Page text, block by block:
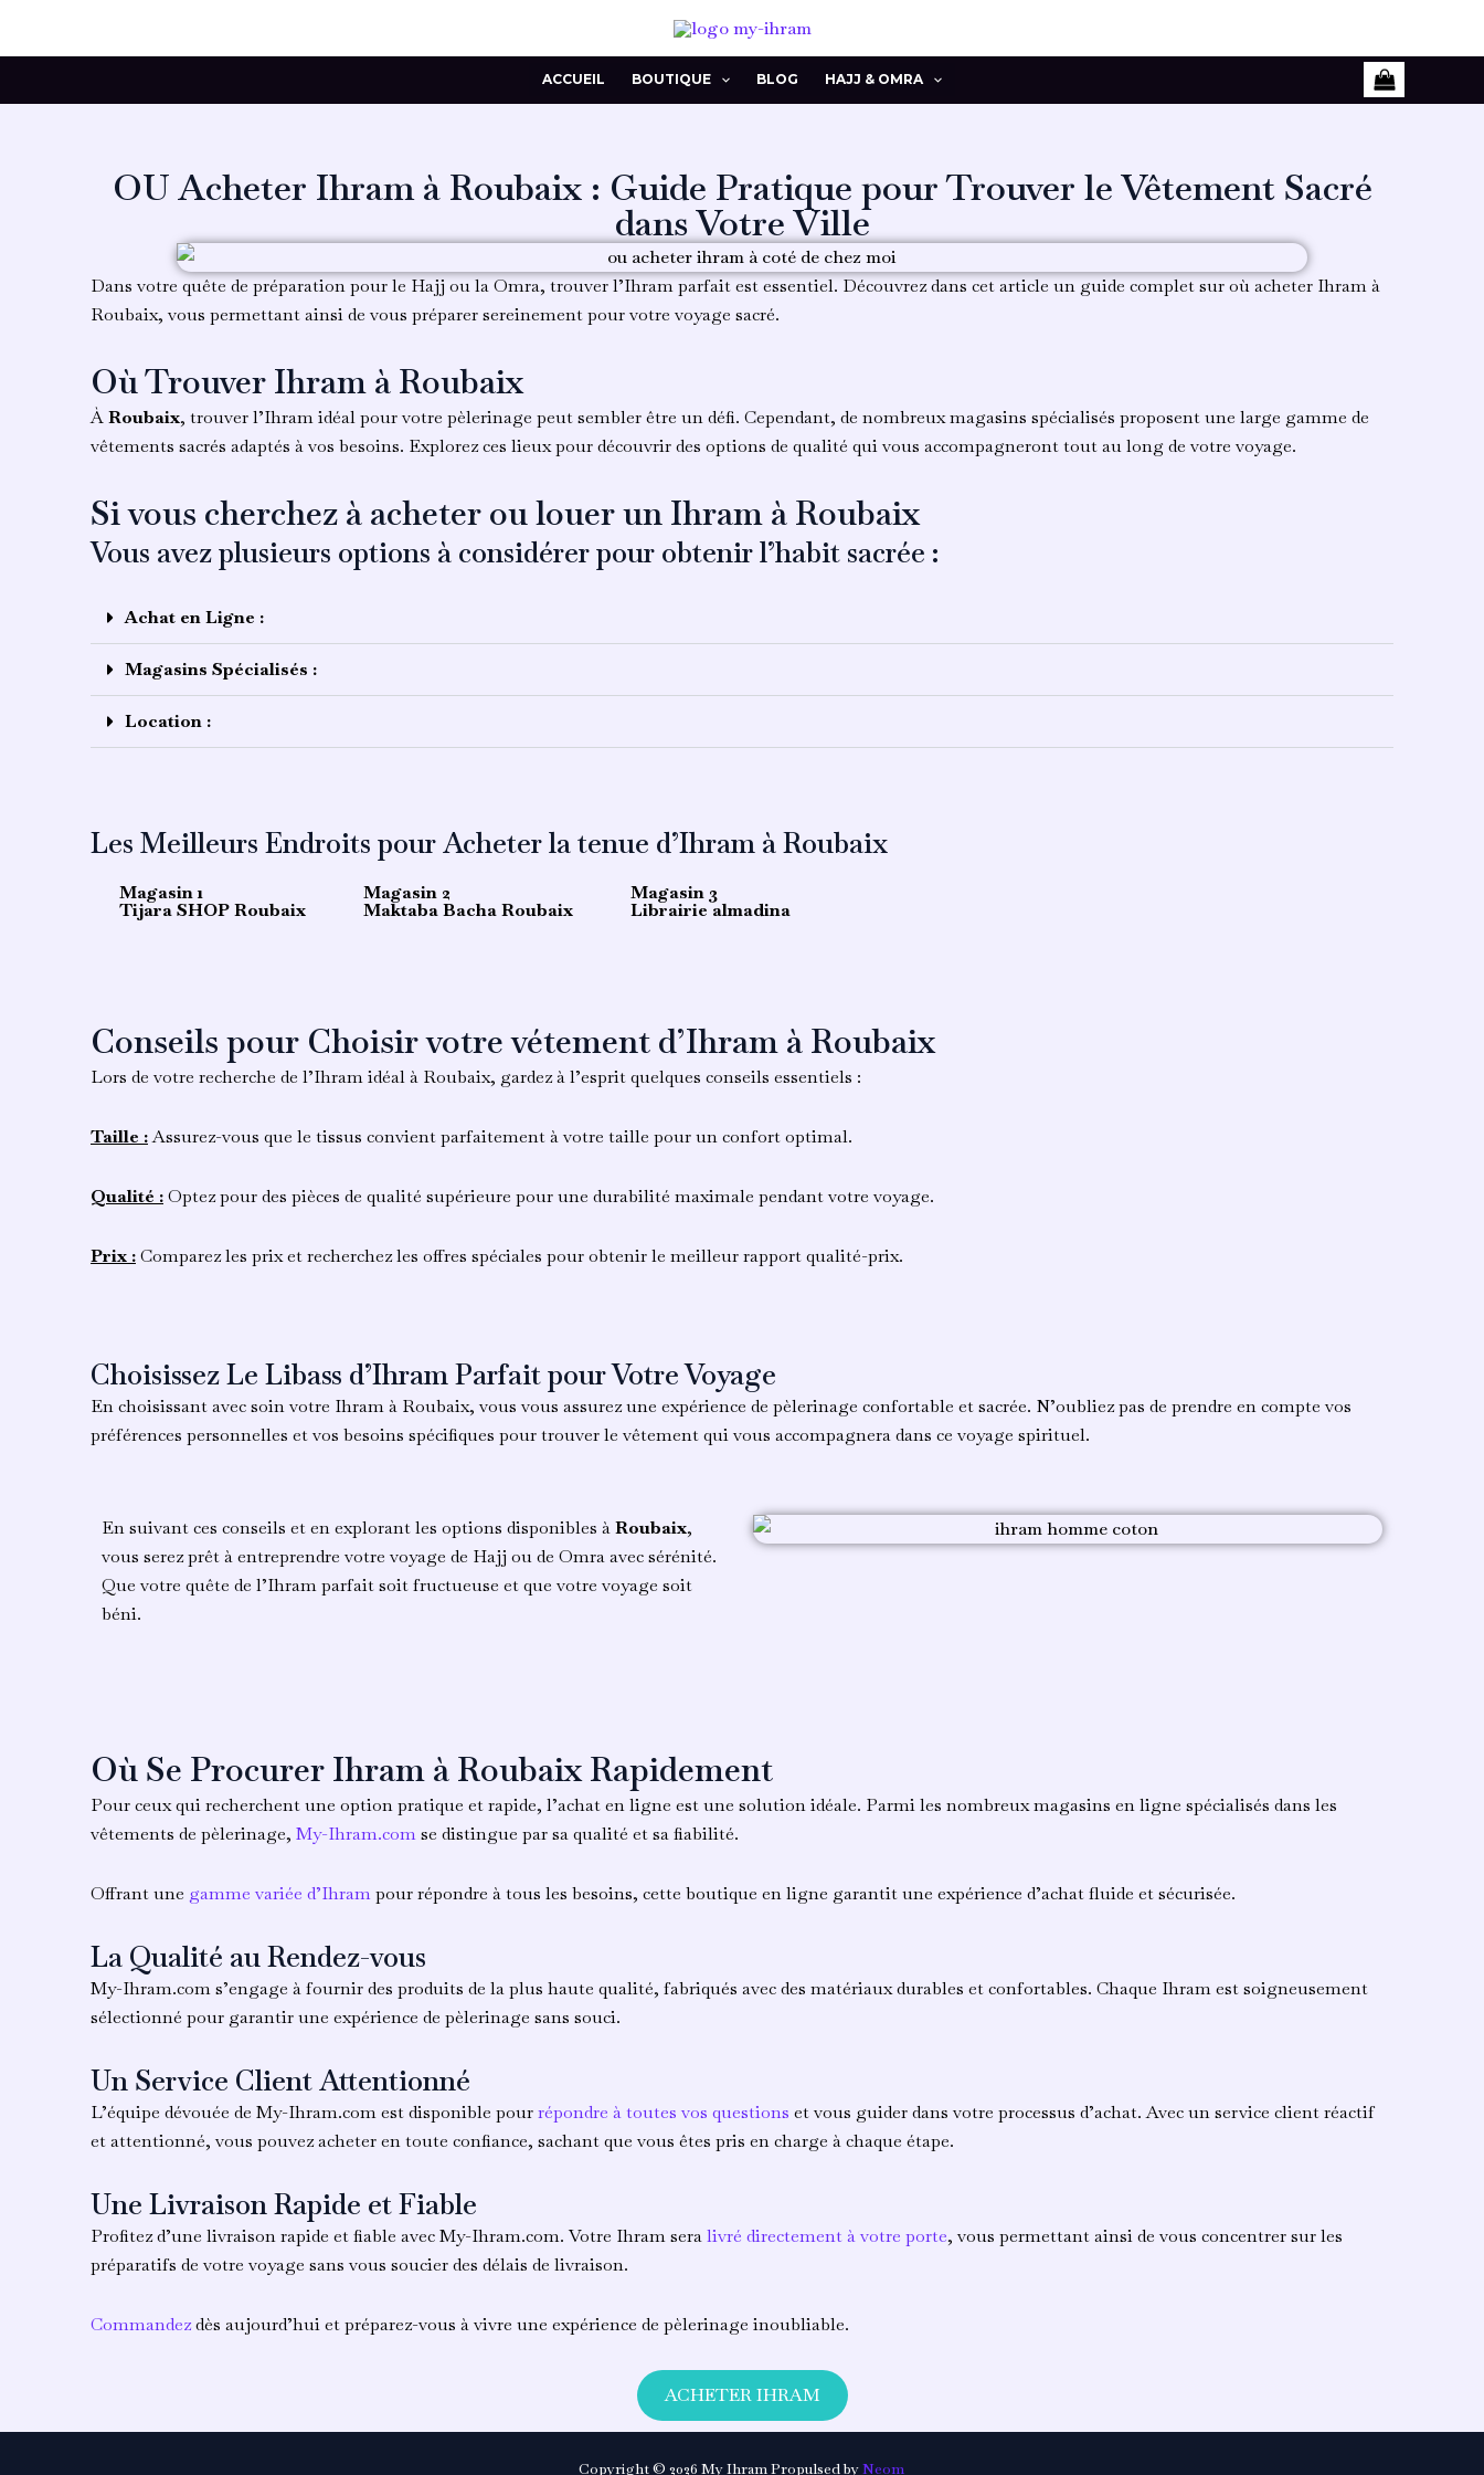
ACCUEIL BOUTIQUE BLOG HAJJ & OMRA
OU Acheter Ihram à Roubaix : Guide Pratique pour Trouver le Vêtement Sacré
dans Votre Ville
Dans votre quête de préparation pour le Hajj ou la Omra, trouver l’Ihram parfait est essentiel. Découvrez dans cet article un guide complet sur où acheter Ihram à
Roubaix, vous permettant ainsi de vous préparer sereinement pour votre voyage sacré.
Où Trouver Ihram à Roubaix
ÀRoubaix, trouver l’Ihram idéal pour votre pèlerinage peut sembler être un défi. Cependant, de nombreux magasins spécialisés proposent une large gamme de
vêtements sacrés adaptés à vos besoins. Explorez ces lieux pour découvrir des options de qualité qui vous accompagneront tout au long de votre voyage.
Si vous cherchez à acheter ou louer un Ihram à Roubaix
Vous avez plusieurs options à considérer pour obtenir l’habit sacrée :
Achat en Ligne :
Magasins Spécialisés :
Location :
Les Meilleurs Endroits pour Acheter la tenue d’Ihram à Roubaix
Magasin 1
Tijara SHOP Roubaix
Magasin 2
Maktaba Bacha Roubaix
Magasin 3
Librairie almadina
Conseils pour Choisir votre vétement d’Ihram à Roubaix
Lors de votre recherche de l’Ihram idéal à Roubaix, gardez à l’esprit quelques conseils essentiels :
Taille :Assurez-vous que le tissus convient parfaitement à votre taille pour un confort optimal.
Qualité :Optez pour des pièces de qualité supérieure pour une durabilité maximale pendant votre voyage.
Prix :Comparez les prix et recherchez les offres spéciales pour obtenir le meilleur rapport qualité-prix.
Choisissez Le Libass d’Ihram Parfait pour Votre Voyage
En choisissant avec soin votre Ihram à Roubaix, vous vous assurez une expérience de pèlerinage confortable et sacrée. N’oubliez pas de prendre en compte vos
préférences personnelles et vos besoins spécifiques pour trouver le vêtement qui vous accompagnera dans ce voyage spirituel.
En suivant ces conseils et en explorant les options disponibles àRoubaix,
vous serez prêt à entreprendre votre voyage de Hajj ou de Omra avec sérénité.
Que votre quête de l’Ihram parfait soit fructueuse et que votre voyage soit
béni.
Où Se Procurer Ihram à Roubaix Rapidement
Pour ceux qui recherchent une option pratique et rapide, l’achat en ligne est une solution idéale. Parmi les nombreux magasins en ligne spécialisés dans les
vêtements de pèlerinage, My-Ihram.comse distingue par sa qualité et sa fiabilité.
Offrant une gamme variée d’Ihrampour répondre à tous les besoins, cette boutique en ligne garantit une expérience d’achat fluide et sécurisée.
La Qualité au Rendez-vous
My-Ihram.com s’engage à fournir des produits de la plus haute qualité, fabriqués avec des matériaux durables et confortables. Chaque Ihram est soigneusement
sélectionné pour garantir une expérience de pèlerinage sans souci.
Un Service Client Attentionné
L’équipe dévouée de My-Ihram.com est disponible pourrépondre à toutes vos questions et vous guider dans votre processus d’achat. Avec un service client réactif
et attentionné, vous pouvez acheter en toute confiance, sachant que vous êtes pris en charge à chaque étape.
Une Livraison Rapide et Fiable
Profitez d’une livraison rapide et fiable avec My-Ihram.com. Votre Ihram seralivré directement à votre porte, vous permettant ainsi de vous concentrer sur les
préparatifs de votre voyage sans vous soucier des délais de livraison.
Commandezdès aujourd’hui et préparez-vous à vivre une expérience de pèlerinage inoubliable.
ACHETER IHRAM
Copyright © 2026 My Ihram Propulsed byNeom